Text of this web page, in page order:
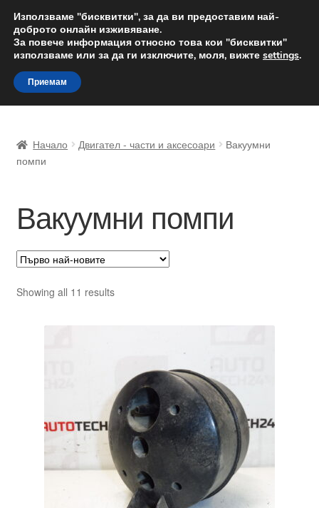
ДОСТАВКА от 12 лв.
Доставка по целия свят
Skip
to
navigation
Skip
to
content
Доставка по целия свят
За нас
Количка
Политика за поверителност
Правила и условия
Процедура за рекламации
Начало Двигател - части и аксесоари
Вакуумни
помпи
Вакуумни помпи
Showing all 11 resultsSorted
Използваме "бисквитки", за да ви предоставим най-
доброто онлайн изживяване.
За повече информация относно това кои "бисквитки"
използваме или за да ги изключите, моля, вижте settings.
Приемам